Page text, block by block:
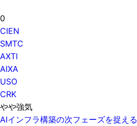
0
CIEN
SMTC
AXTI
AIXA
USO
CRK
やや強気
AIインフラ構築の次フェーズを捉え